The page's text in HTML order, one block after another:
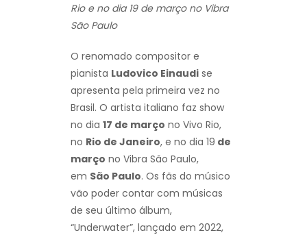
Rio e no dia 19 de março no Vibra
São Paulo
O renomado compositor e
pianista Ludovico Einaudi se
apresenta pela primeira vez no
Brasil. O artista italiano faz show
no dia 17 de março no Vivo Rio,
no Rio de Janeiro, e no dia 19 de
março no Vibra São Paulo,
em São Paulo. Os fãs do músico
vão poder contar com músicas
de seu último álbum,
“Underwater”, lançado em 2022,